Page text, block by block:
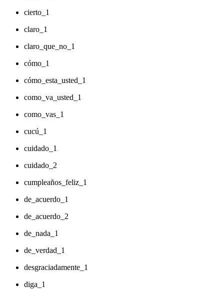
cierto_1
claro_1
claro_que_no_1
cómo_1
cómo_esta_usted_1
como_va_usted_1
como_vas_1
cucú_1
cuidado_1
cuidado_2
cumpleaños_feliz_1
de_acuerdo_1
de_acuerdo_2
de_nada_1
de_verdad_1
desgraciadamente_1
diga_1